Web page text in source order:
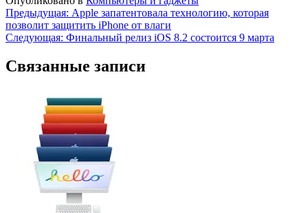
Навигация
по
Предыдущая: Apple запатентовала технологию, которая
позволит защитить iPhone от влаги
Следующая: Финальный релиз iOS 8.2 состоится 9 марта
Связанные записи